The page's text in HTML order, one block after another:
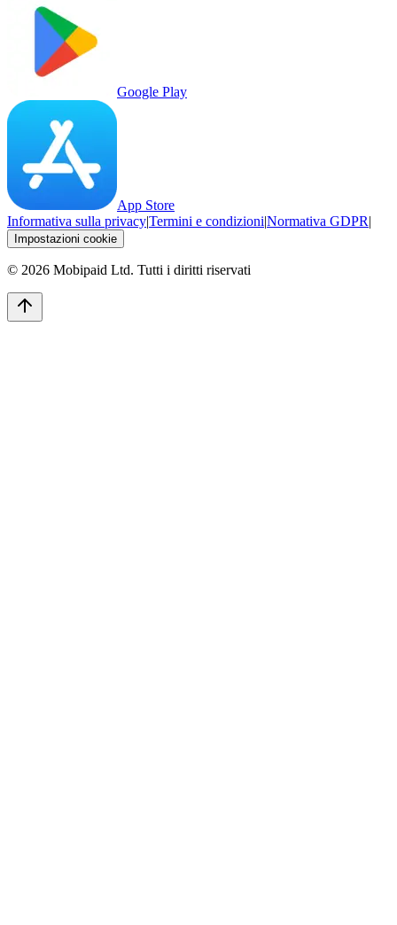
Google Play
App Store
Informativa sulla privacy|Termini e condizioni|Normativa GDPR|
Impostazioni cookie
© 2026 Mobipaid Ltd. Tutti i diritti riservati